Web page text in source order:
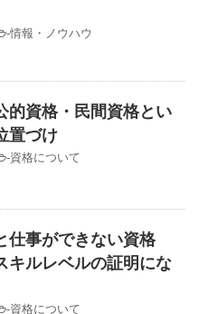
-情報・ノウハウ
的資格・民間資格とい
置づけ
-資格について
仕事ができない資格
キルレベルの証明にな
-資格について